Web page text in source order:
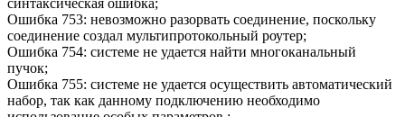
Ошибка 753: невозможно разорвать соединение, поскольку
соединение создал мультипротокольный роутер;
Ошибка 754: системе не удается найти многоканальный
пучок;
Ошибка 755: системе не удается осуществить автоматический
набор, так как данному подключению необходимо